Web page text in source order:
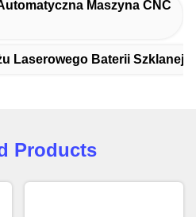
Maszyna CNC
Laserowego Baterii Szklanej
Products